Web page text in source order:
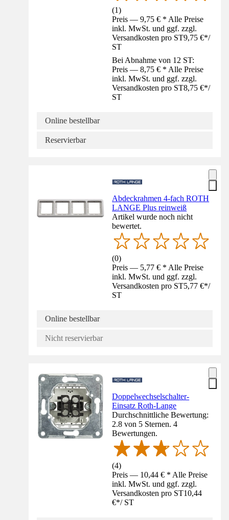
(1)
Preis — 9,75 € * Alle Preise
inkl. MwSt. und ggf. zzgl.
Versandkosten pro ST9,75 €*/
ST
Bei Abnahme von 12 ST:
Preis — 8,75 € * Alle Preise
inkl. MwSt. und ggf. zzgl.
Versandkosten pro ST8,75 €*/
ST
Online bestellbar
Reservierbar
Abdeckrahmen 4-fach ROTH
LANGE Plus reinweiß
Artikel wurde noch nicht
bewertet.
(0)
Preis — 5,77 € * Alle Preise
inkl. MwSt. und ggf. zzgl.
Versandkosten pro ST5,77 €*/
ST
Online bestellbar
Nicht reservierbar
Doppelwechselschalter-
Einsatz Roth-Lange
Durchschnittliche Bewertung:
2.8 von 5 Sternen. 4
Bewertungen.
(4)
Preis — 10,44 € * Alle Preise
inkl. MwSt. und ggf. zzgl.
Versandkosten pro ST10,44
€*/ ST